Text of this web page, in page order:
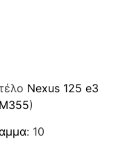
Nexus 125 e3
)
: 10